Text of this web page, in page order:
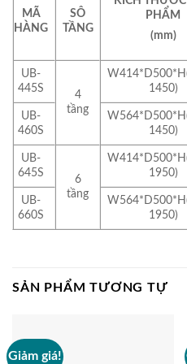
MÃ
HÀNG
SÔ
TẦNG
PHẨM
(mm)
UB-
445S
4
tầng
1450)
UB-
460S
1450)
UB-
645S
6
tầng
1950)
UB-
660S
1950)
SẢN PHẨM TƯƠNG TỰ
Giảm giá!